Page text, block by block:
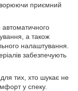
приємний
автоматичного
а також
налаштування.
забезпечують
тих, хто шукає не
у спеку.